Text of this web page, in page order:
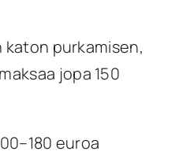
katon purkamisen,
jopa 150
euroa